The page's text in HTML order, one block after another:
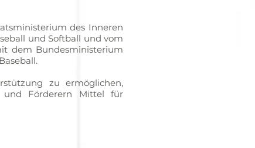
des Inneren
und Softball und vom
dem Bundesministerium
zu ermöglichen,
Förderern Mittel für